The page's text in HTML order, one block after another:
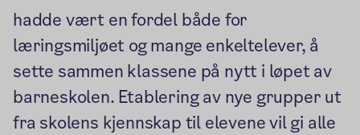
hadde vært en fordel både for
læringsmiljøet og mange enkeltelever, å
sette sammen klassene på nytt i løpet av
barneskolen. Etablering av nye grupper ut
fra skolens kjennskap til elevene vil gi alle